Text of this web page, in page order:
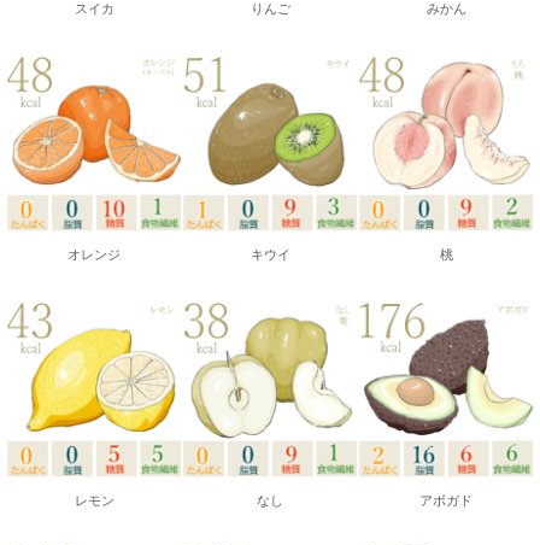
スイカ
オレンジ
レモン
りんご
キウイ
なし
みかん
桃
アボガド